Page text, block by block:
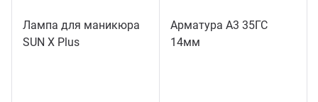
Лампа для маникюра
SUN X Plus
Арматура А3 35ГС
14мм